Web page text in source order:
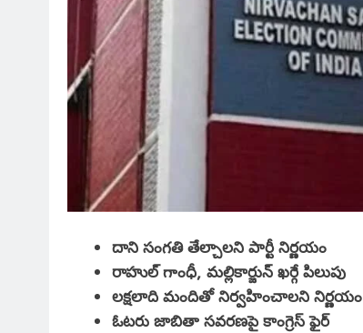
దాని సంగతి తేల్చాలని పార్టీ నిర్ణయం
రాహుల్ గాంధీ, మల్లికార్జున్ ఖర్గే పిలుపు
లక్షలాది మందితో నిర్వహించాలని నిర్ణయం
ఓటరు జాబితా సవరణపై కాంగ్రెస్ ఫైర్